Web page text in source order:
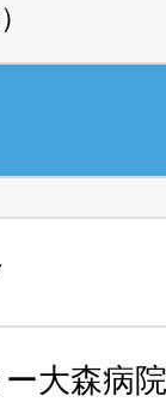
大森病